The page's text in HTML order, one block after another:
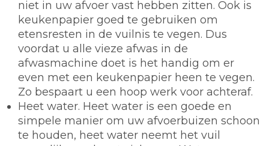
niet in uw afvoer vast hebben zitten. Ook is
keukenpapier goed te gebruiken om
etensresten in de vuilnis te vegen. Dus
voordat u alle vieze afwas in de
afwasmachine doet is het handig om er
even met een keukenpapier heen te vegen.
Zo bespaart u een hoop werk voor achteraf.
Heet water. Heet water is een goede en
simpele manier om uw afvoerbuizen schoon
te houden, heet water neemt het vuil